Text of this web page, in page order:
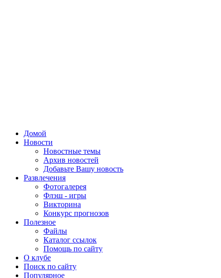
Домой
Новости
Новостные темы
Архив новостей
Добавьте Вашу новость
Развлечения
Фотогалерея
Флэш - игры
Викторина
Конкурс прогнозов
Полезное
Файлы
Каталог ссылок
Помощь по сайту
О клубе
Поиск по сайту
Популярное